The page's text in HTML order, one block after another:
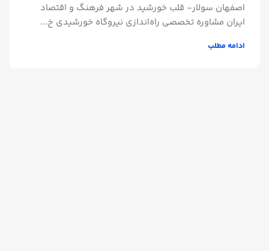
اصفهان سولار- قلب خورشید در شهر فرهنگ و اقتصاد
ایران مشاوره تخصصی راه‌اندازی نیروگاه خورشیدی خ...
ادامه مطلب